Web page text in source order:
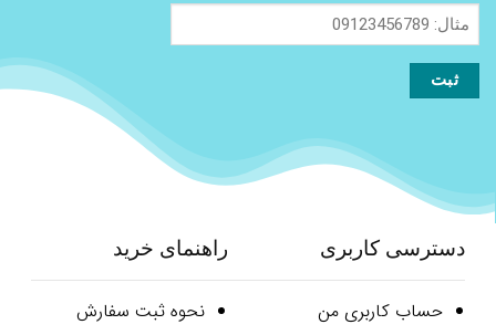
مثال:
09123456789
دسترسی کاربری
حساب کاربری من
راهنمای خرید
نحوه ثبت سفارش